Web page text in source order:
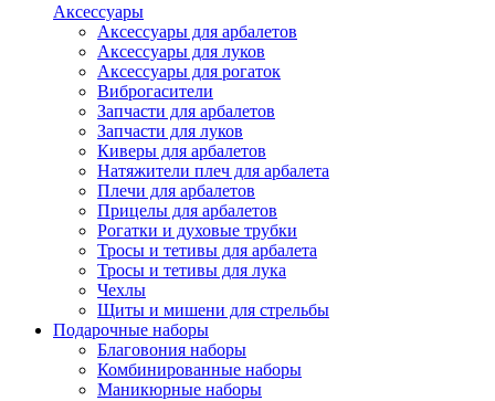
Аксессуары
Аксессуары для арбалетов
Аксессуары для луков
Аксессуары для рогаток
Виброгасители
Запчасти для арбалетов
Запчасти для луков
Киверы для арбалетов
Натяжители плеч для арбалета
Плечи для арбалетов
Прицелы для арбалетов
Рогатки и духовые трубки
Тросы и тетивы для арбалета
Тросы и тетивы для лука
Чехлы
Щиты и мишени для стрельбы
Подарочные наборы
Благовония наборы
Комбинированные наборы
Маникюрные наборы